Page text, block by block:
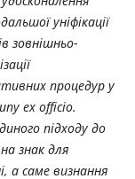
уніфікації
зовнішньо-
процедур у
ex officio.
підходу до
знак для
а саме визнання